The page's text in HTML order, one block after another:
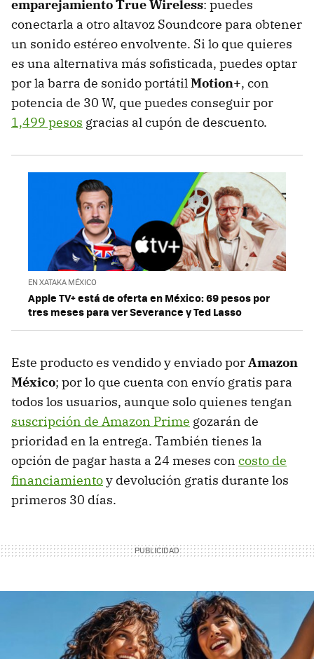
emparejamiento True Wireless: puedes
conectarla a otro altavoz Soundcore para obtener
un sonido estéreo envolvente. Si lo que quieres
es una alternativa más sofisticada, puedes optar
por la barra de sonido portátilMotion+, con
potencia de 30 W, que puedes conseguir por
1,499 pesos gracias al cupón de descuento.
EN XATAKA MÉXICO
Apple TV+ está de oferta en México: 69 pesos por
tres meses para ver Severance y Ted Lasso
Este producto es vendido y enviado porAmazon
México; por lo que cuenta con envío gratis para
todos los usuarios, aunque solo quienes tengan
suscripción de Amazon Prime gozarán de
prioridad en la entrega. También tienes la
opción de pagar hasta a 24 meses con costo de
financiamientoy devolución gratis durante los
primeros 30 días.